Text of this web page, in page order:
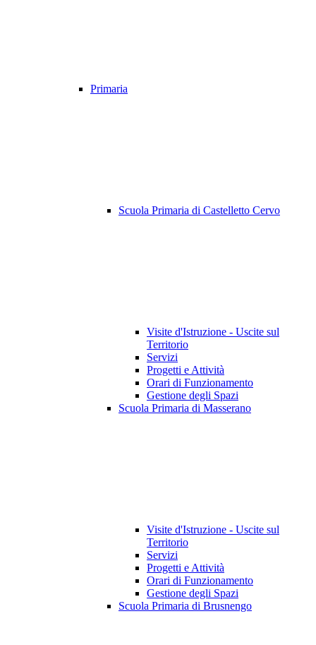
Primaria
Scuola Primaria di Castelletto Cervo
Visite d'Istruzione - Uscite sul
Territorio
Servizi
Progetti e Attività
Orari di Funzionamento
Gestione degli Spazi
Scuola Primaria di Masserano
Visite d'Istruzione - Uscite sul
Territorio
Servizi
Progetti e Attività
Orari di Funzionamento
Gestione degli Spazi
Scuola Primaria di Brusnengo